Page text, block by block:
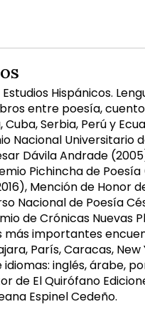
Hispánicos.
entre poesía,
Serbia, Perú y
Nacional
Dávila Andrade
Pichincha de
Mención de Honor
Nacional de Poesía
de Crónicas Nuevas
más importantes
París, Caracas,
inglés, árabe,
de El Quirófano
Espinel Cedeño.